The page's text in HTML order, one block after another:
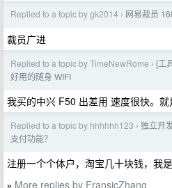
Replied to a topic by gk2014 › 网易裁员
裁员广进
Replied to a topic by TimeNewRome › [工
好用的随身 WIFI
我买的中兴 F50 出差用 速度很快。
Replied to a topic by hhhhhh123 › 独立开
支付功能？
注册一个个体户，淘宝几十块钱，我
» More replies by FransicZhang